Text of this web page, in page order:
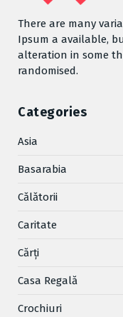
There are many
Ipsum a available,
alteration in some
randomised.
Categories
Asia
Basarabia
Cǎlǎtorii
Caritate
Cărţi
Casa Regală
Crochiuri